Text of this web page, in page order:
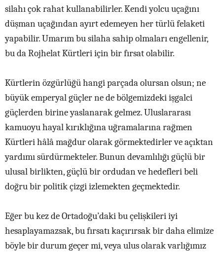
silahı çok rahat kullanabilirler. Kendi yolcu uçağını
düşman uçağından ayırt edemeyen her türlü felaketi
yapabilir. Umarım bu silaha sahip olmaları engellenir,
bu da Rojhelat Kürtleri için bir fırsat olabilir.
Kürtlerin özgürlüğü hangi parçada olursan olsun; ne
büyük emperyal güçler ne de bölgemizdeki işgalci
güçlerden birine yaslanarak gelmez. Uluslararası
kamuoyu hayal kırıklığına uğramalarına rağmen
Kürtleri hâlâ mağdur olarak görmektedirler ve açıktan
yardımı sürdürmekteler. Bunun devamlılığı güçlü bir
ulusal birlikten, güçlü bir ordudan ve hedefleri beli
doğru bir politik çizgi izlemekten geçmektedir.
Eğer bu kez de Ortadoğu’daki bu çelişkileri iyi
hesaplayamazsak, bu fırsatı kaçırırsak bir daha elimize
böyle bir durum geçer mi, veya ulus olarak varlığımız